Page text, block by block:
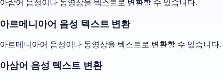
아랍어 음성이나 동영상을 텍스트로 변환할 수 있습니다.
아르메니아어 음성 텍스트 변환
아르메니아어 음성이나 동영상을 텍스트로 변환할 수 있습니다.
아삼어 음성 텍스트 변환